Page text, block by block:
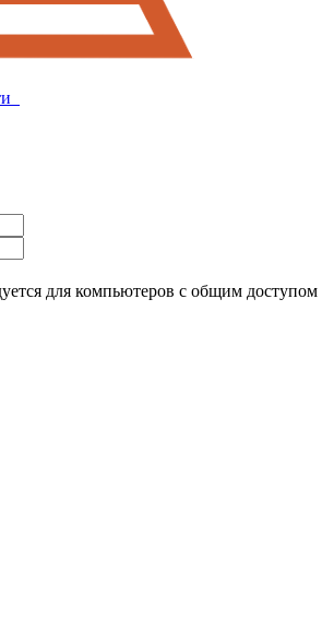
для компьютеров с общим доступом